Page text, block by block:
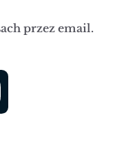
przez email.